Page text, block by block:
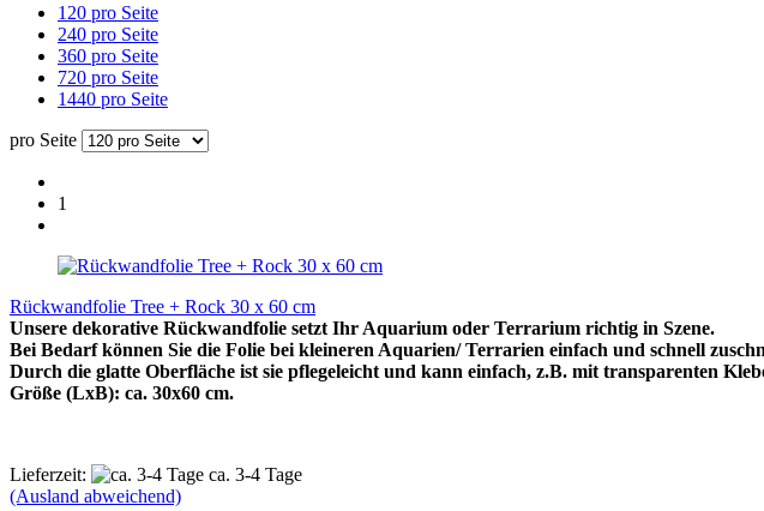
120 pro Seite
240 pro Seite
360 pro Seite
720 pro Seite
1440 pro Seite
pro Seite
1
Rückwandfolie Tree + Rock 30 x 60 cm
Unsere dekorative Rückwandfolie setzt Ihr Aquarium oder Terrarium richtig in Szene.
Bei Bedarf können Sie die Folie bei kleineren Aquarien/ Terrarien einfach und schnell
Durch die glatte Oberfläche ist sie pflegeleicht und kann einfach, z.B. mit transparenten
Größe (LxB): ca. 30x60 cm.
Lieferzeit:
ca. 3-4 Tage
(Ausland abweichend)